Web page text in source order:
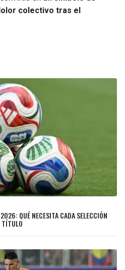
colectivo tras el
QUÉ NECESITA CADA SELECCIÓN
TÍTULO